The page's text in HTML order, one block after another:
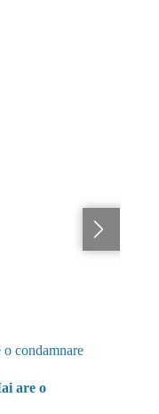
are o